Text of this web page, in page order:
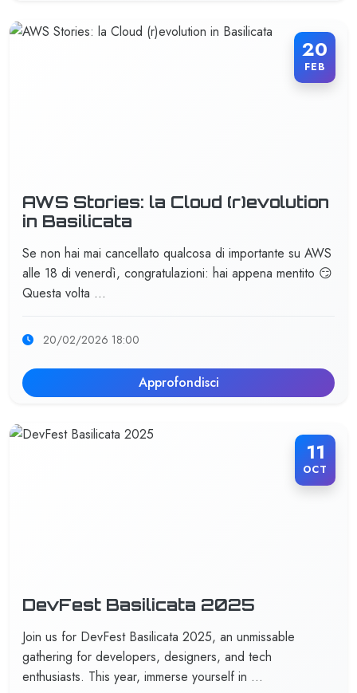
20
FEB
AWS Stories: la Cloud (r)evolution
in Basilicata
Se non hai mai cancellato qualcosa di importante su AWS
alle 18 di venerdì, congratulazioni: hai appena mentito 😏
Questa volta …
20/02/2026 18:00
Approfondisci
11
OCT
DevFest Basilicata 2025
Join us for DevFest Basilicata 2025, an unmissable
gathering for developers, designers, and tech
enthusiasts. This year, immerse yourself in …